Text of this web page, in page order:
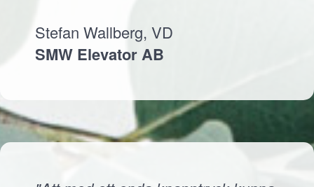
Stefan Wallberg, VD
SMW Elevator AB